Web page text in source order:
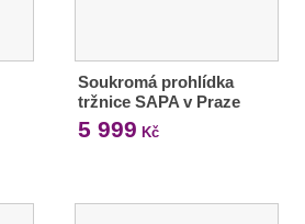
Soukromá prohlídka
tržnice SAPA v Praze
5 999 Kč